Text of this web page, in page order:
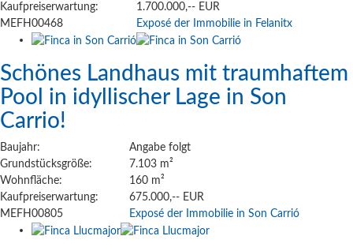
Kaufpreiserwartung:
1.700.000,-- EUR
MEFH00468
Exposé der Immobilie in Felanitx
Schönes Landhaus mit traumhaftem
Pool in idyllischer Lage in Son
Carrio!
Baujahr:
Angabe folgt
Grundstücksgröße:
7.103 m²
Wohnfläche:
160 m²
Kaufpreiserwartung:
675.000,-- EUR
MEFH00805
Exposé der Immobilie in Son Carrió